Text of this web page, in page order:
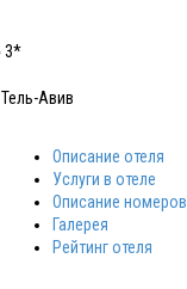
3*
Тель-Авив
Описание отеля
Услуги в отеле
Описание номеров
Галерея
Рейтинг отеля